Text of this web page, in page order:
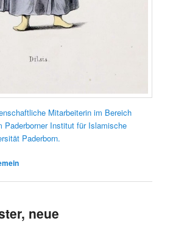
Mitarbeiterin im Bereich
Paderborner Institut für Islamische
Paderborn.
neue